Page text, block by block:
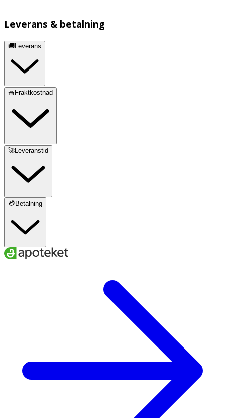
Leverans & betalning
🚚Leverans
🧺Fraktkostnad
🚀Leveranstid
💳Betalning